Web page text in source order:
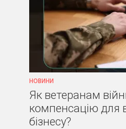
НОВИНИ
Як ветеранам
компенсацію для
бізнесу?